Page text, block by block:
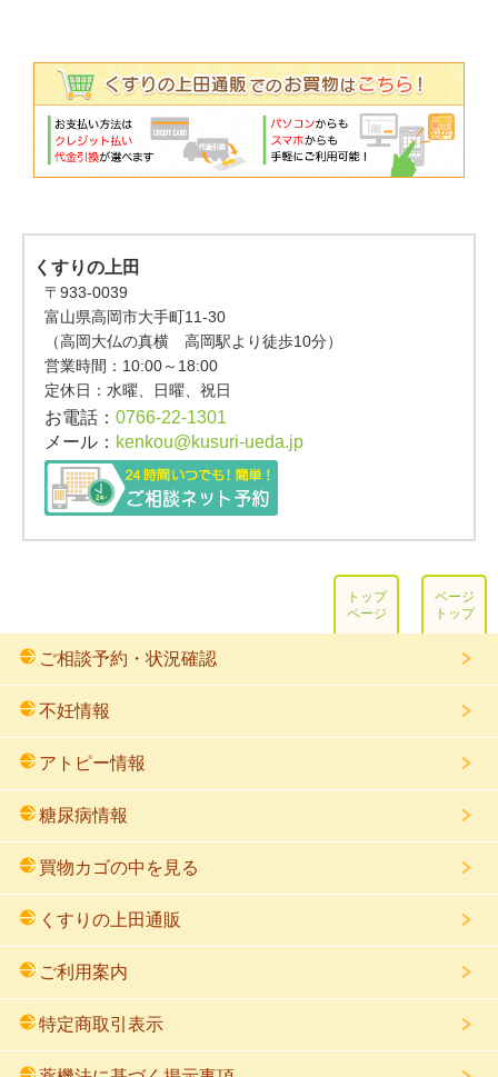
くすりの上田
〒933-0039
富山県高岡市大手町11-30
（高岡大仏の真横 高岡駅より徒歩10分）
営業時間： 10:00～18:00
定休日：水曜、日曜、祝日
お電話： 0766-22-1301
メール： kenkou@kusuri-ueda.jp
ページ
トップ
トップ
ページ
ご相談予約・状況確認
不妊情報
アトピー情報
糖尿病情報
買物カゴの中を見る
くすりの上田通販
ご利用案内
特定商取引表示